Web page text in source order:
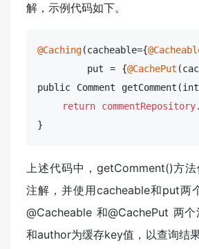
解，示例代码如下。
@Caching(cacheable={
        put = {
@CachePut
public Comment
return
commentRepository
}
上述代码中，getComment()方
注解，并使用cacheable和put两
@Cacheable 和@CachePut 两个
和author为缓存key值，以查询结